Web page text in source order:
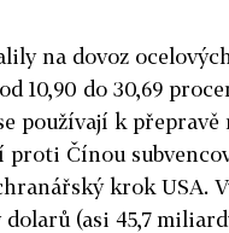
na dovoz
10,90 do 30,69
používají k
proti Čínou
krok USA.
(asi 45,7